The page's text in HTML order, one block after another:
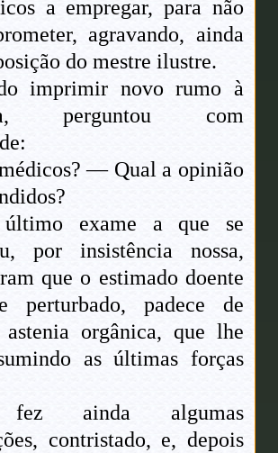
a empregar, para não
agravando, ainda
do mestre ilustre.
imprimir novo rumo à
perguntou com
— Qual a opinião
exame a que se
por insistência nossa,
que o estimado doente
perturbado, padece de
astenia orgânica, que lhe
as últimas forças
fez ainda algumas
contristado, e, depois